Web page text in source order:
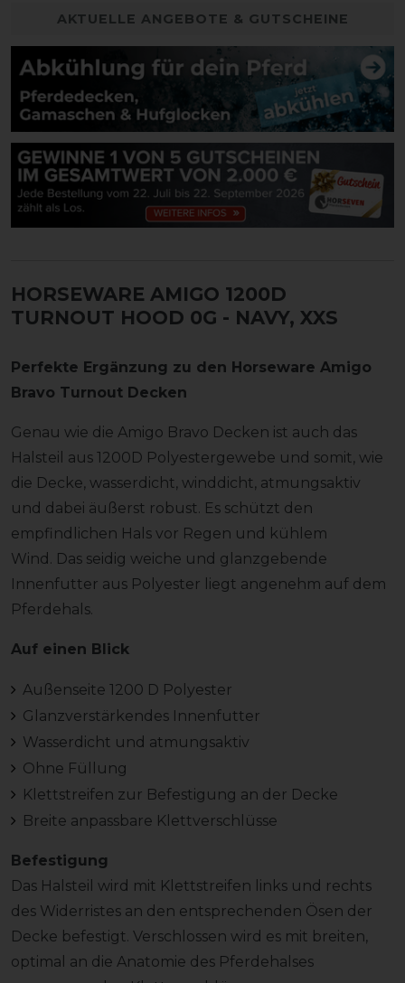
AKTUELLE ANGEBOTE & GUTSCHEINE
HORSEWARE AMIGO 1200D
TURNOUT HOOD 0G - NAVY, XXS
Perfekte Ergänzung zu den Horseware Amigo
Bravo Turnout Decken
Genau wie die Amigo Bravo Decken ist auch das
Halsteil aus 1200D Polyestergewebe und somit, wie
die Decke, wasserdicht, winddicht, atmungsaktiv
und dabei äußerst robust. Es schützt den
empfindlichen Hals vor Regen und kühlem
Wind. Das seidig weiche und glanzgebende
Innenfutter aus Polyester liegt angenehm auf dem
Pferdehals.
Auf einen Blick
Außenseite 1200 D Polyester
Glanzverstärkendes Innenfutter
Wasserdicht und atmungsaktiv
Ohne Füllung
Klettstreifen zur Befestigung an der Decke
Breite anpassbare Klettverschlüsse
Befestigung
Das Halsteil wird mit Klettstreifen links und rechts
des Widerristes an den entsprechenden Ösen der
Decke befestigt. Verschlossen wird es mit breiten,
optimal an die Anatomie des Pferdehalses